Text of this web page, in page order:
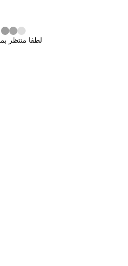
لطفا منتظر